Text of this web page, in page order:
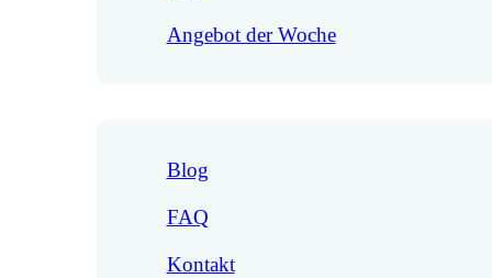
Angebot der Woche
Blog
FAQ
Kontakt